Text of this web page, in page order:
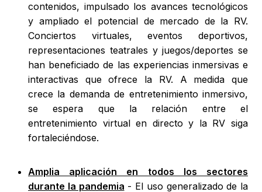
contenidos, impulsado los avances tecnológicos
y ampliado el potencial de mercado de la RV.
Conciertos virtuales, eventos deportivos,
representaciones teatrales y juegos/deportes se
han beneficiado de las experiencias inmersivas e
interactivas que ofrece la RV. A medida que
crece la demanda de entretenimiento inmersivo,
se espera que la relación entre el
entretenimiento virtual en directo y la RV siga
fortaleciéndose.
Amplia aplicación en todos los sectores
durante la pandemia - El uso generalizado de la